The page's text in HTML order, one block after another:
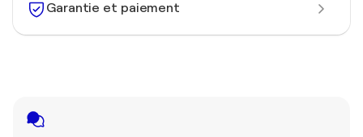
Garantie et paiement